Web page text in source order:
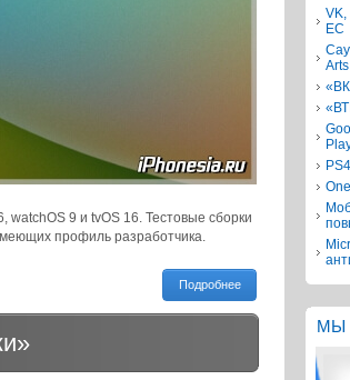
9 и tvOS 16. Тестовые сборки
профиль разработчика.
Подробнее
VK,
ЕС
Arts
МЫ